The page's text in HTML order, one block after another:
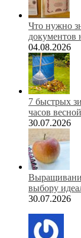
Что нужно
документов
04.08.2026
7 быстрых
часов
30.07.2026
выбору
30.07.2026